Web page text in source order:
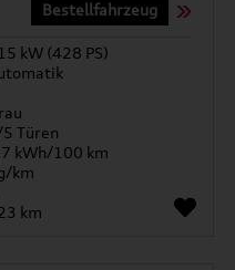
Bestellfahrzeug
kW (428 PS)
Türen
kWh/100 km
km
km